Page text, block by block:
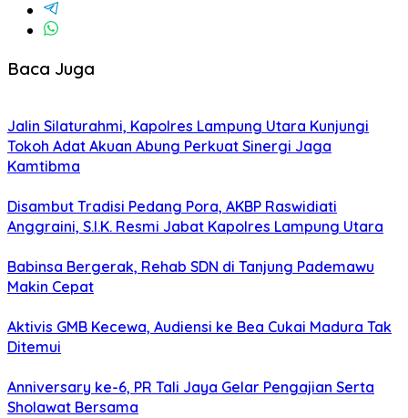
Baca Juga
Jalin Silaturahmi, Kapolres Lampung Utara Kunjungi
Tokoh Adat Akuan Abung Perkuat Sinergi Jaga
Kamtibma
Disambut Tradisi Pedang Pora, AKBP Raswidiati
Anggraini, S.I.K. Resmi Jabat Kapolres Lampung Utara
Babinsa Bergerak, Rehab SDN di Tanjung Pademawu
Makin Cepat
Aktivis GMB Kecewa, Audiensi ke Bea Cukai Madura Tak
Ditemui
Anniversary ke-6, PR Tali Jaya Gelar Pengajian Serta
Sholawat Bersama